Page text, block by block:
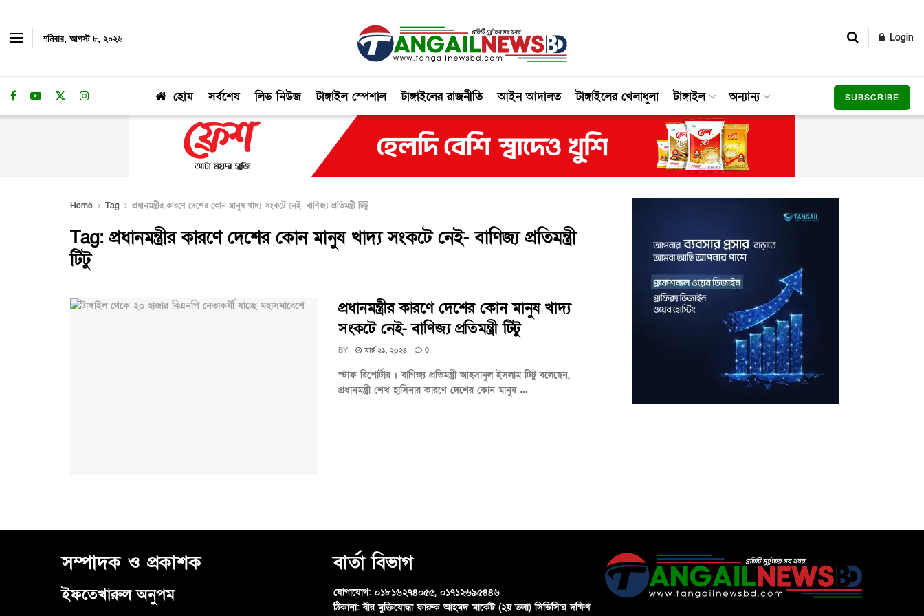
শনিবার, আগস্ট ৮, ২০২৬ Login
হোম সর্বশেষ লিড নিউজ টাঙ্গাইল স্পেশাল টাঙ্গাইলের রাজনীতি আইন আদালত টাঙ্গাইলের খেলাধুলা টাঙ্গাইল অন্যান্য SUBSCRIBE
Home Tag প্রধানমন্ত্রীর কারণে দেশের কোন মানুষ খাদ্য সংকটে নেই- বাণিজ্য প্রতিমন্ত্রী টিটু
Tag:প্রধানমন্ত্রীর কারণে দেশের কোন মানুষ খাদ্য সংকটে নেই- বাণিজ্য প্রতিমন্ত্রী
টিটু
প্রধানমন্ত্রীর কারণে দেশের কোন মানুষ খাদ্য
সংকটে নেই- বাণিজ্য প্রতিমন্ত্রী টিটু
BY মার্চ ২১, ২০২৪ 0
স্টাফ রিপোর্টার ॥ বাণিজ্য প্রতিমন্ত্রী আহসানুল ইসলাম টিটু বলেছেন,
প্রধানমন্ত্রী শেখ হাসিনার কারণে দেশের কোন মানুষ ...
সম্পাদক ও প্রকাশক
ইফতেখারুল অনুপম
বার্তা বিভাগ
যোগাযোগ: ০১৮১৬২৭৪০৫৫, ০১৭১২৬৯৫৪৪৬
ঠিকানা:বীর মুক্তিযোদ্ধা ফারুক আহমদ মার্কেট (২য় তলা) সিডিসি’র দক্ষিণ